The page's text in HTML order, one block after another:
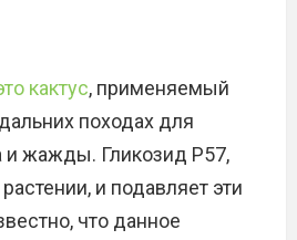
кактус, применяемый
походах для
и жажды. Гликозид Р57,
и подавляет эти
что данное